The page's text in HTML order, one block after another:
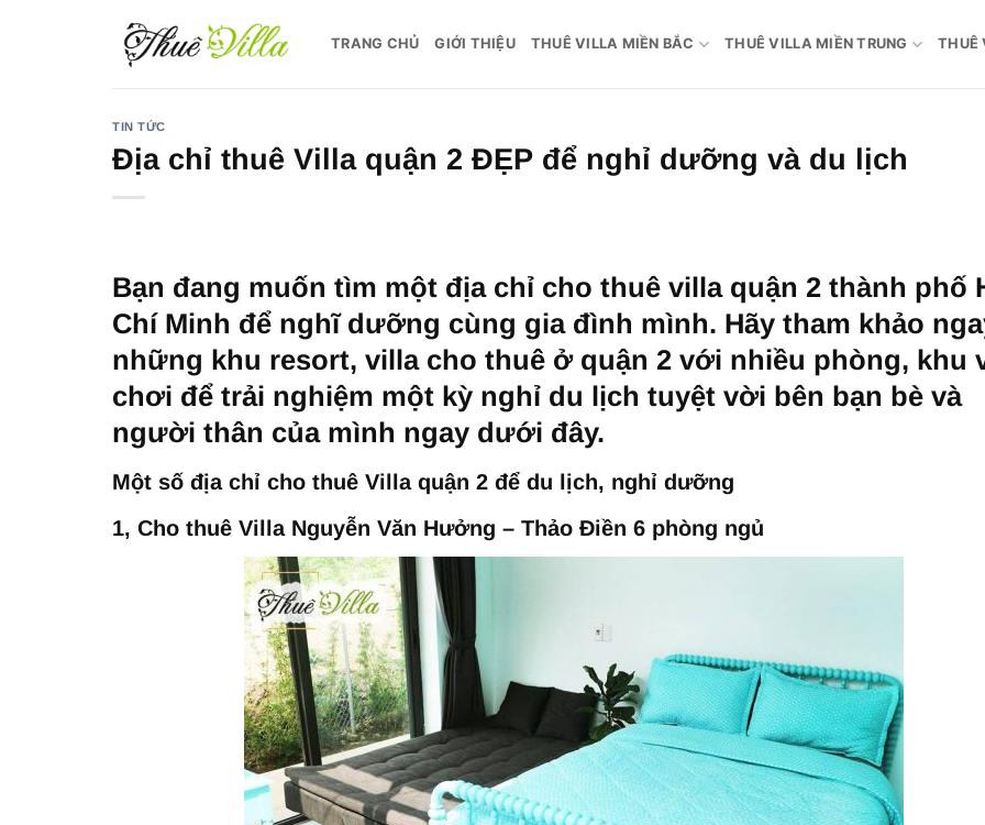
TRANG CHỦ GIỚI THIỆU THUÊ VILLA MIỀN BẮC THUÊ VILLA MIỀN TRUNG THUÊ
TIN TỨC
Địa chỉ thuê Villa quận 2 ĐẸP để nghỉ dưỡng và du lịch
Bạn đang muốn tìm một địa chỉ cho thuê villa quận 2 thành phố
Chí Minh để nghĩ dưỡng cùng gia đình mình. Hãy tham khảo
những khu resort, villa cho thuê ở quận 2 với nhiều phòng, khu
chơi để trải nghiệm một kỳ nghỉ du lịch tuyệt vời bên bạn bè và
người thân của mình ngay dưới đây.
Một số địa chỉ cho thuê Villa quận 2 để du lịch, nghỉ dưỡng
1, Cho thuê Villa Nguyễn Văn Hưởng – Thảo Điền 6 phòng ngủ